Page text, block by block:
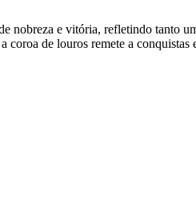
nobreza e vitória, refletindo tanto
de louros remete a conquistas